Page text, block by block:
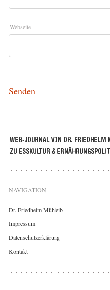
Webseite
NAVIGATION
Dr. Friedhelm Mühleib
Impressum
Datenschutzerklärung
Kontakt